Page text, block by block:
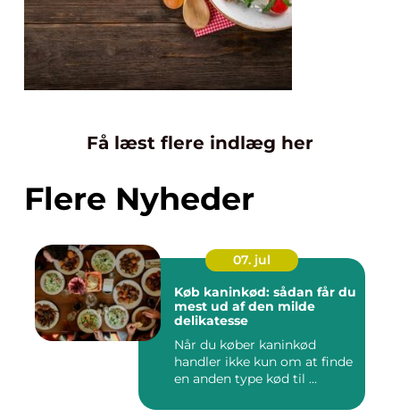
Få læst flere indlæg her
Flere Nyheder
07. jul
Køb kaninkød: sådan får du
mest ud af den milde
delikatesse
Når du køber kaninkød
handler ikke kun om at finde
en anden type kød til ...